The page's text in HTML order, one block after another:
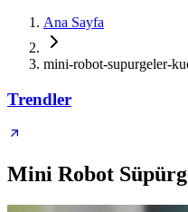
Ana Sayfa
mini-robot-supurgeler-
Trendler
Mini Robot